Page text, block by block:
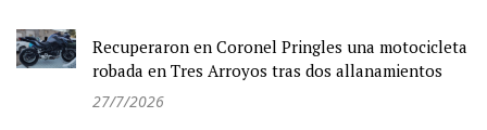
Recuperaron en Coronel Pringles una motocicleta
robada en Tres Arroyos tras dos allanamientos
27/7/2026